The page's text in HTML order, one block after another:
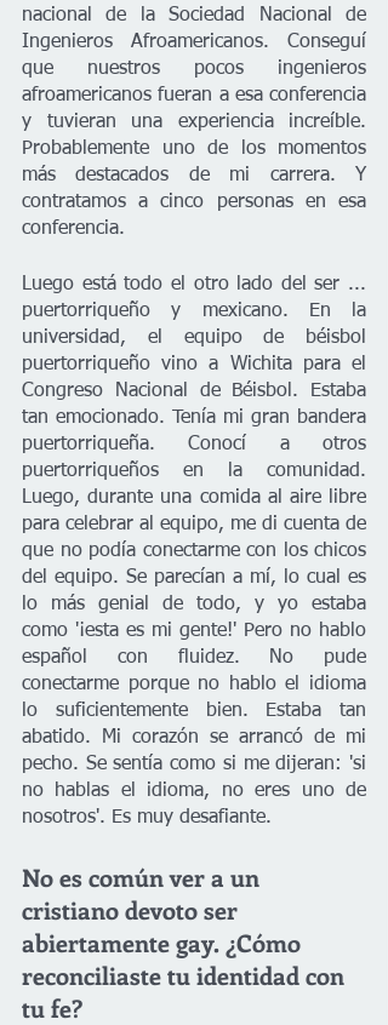
nacional de la Sociedad Nacional de
Ingenieros Afroamericanos. Conseguí
que nuestros pocos ingenieros
afroamericanos fueran a esa conferencia
y tuvieran una experiencia increíble.
Probablemente uno de los momentos
más destacados de mi carrera. Y
contratamos a cinco personas en esa
conferencia.
Luego está todo el otro lado del ser ...
puertorriqueño y mexicano. En la
universidad, el equipo de béisbol
puertorriqueño vino a Wichita para el
Congreso Nacional de Béisbol. Estaba
tan emocionado. Tenía mi gran bandera
puertorriqueña. Conocí a otros
puertorriqueños en la comunidad.
Luego, durante una comida al aire libre
para celebrar al equipo, me di cuenta de
que no podía conectarme con los chicos
del equipo. Se parecían a mí, lo cual es
lo más genial de todo, y yo estaba
como '¡esta es mi gente!' Pero no hablo
español con fluidez. No pude
conectarme porque no hablo el idioma
lo suficientemente bien. Estaba tan
abatido. Mi corazón se arrancó de mi
pecho. Se sentía como si me dijeran: 'si
no hablas el idioma, no eres uno de
nosotros'. Es muy desafiante.
No es común ver a un
cristiano devoto ser
abiertamente gay. ¿Cómo
reconciliaste tu identidad con
tu fe?